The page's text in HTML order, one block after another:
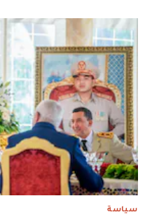
سياسة